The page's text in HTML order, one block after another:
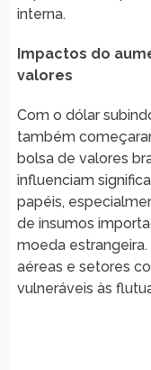
interna.
Impactos do
valores
Com o dólar
também
bolsa de valores
influenciam
papéis,
de insumos
moeda
aéreas e setores
vulneráveis às